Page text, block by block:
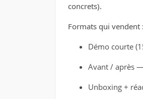
concrets).
Formats qui vendent :
Démo courte
Avant / après
Unboxing +